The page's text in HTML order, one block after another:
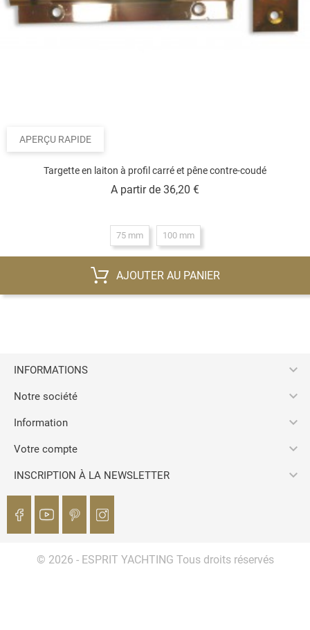
APERÇU RAPIDE
Targette en laiton à profil carré et pêne contre-coudé
A partir de 36,20 €Prix
75 mm 100 mm
AJOUTER AU PANIER
INFORMATIONS 
Notre société 
Information 
Votre compte 
INSCRIPTION À LA NEWSLETTER 
© 2026 - ESPRIT YACHTING Tous droits réservés